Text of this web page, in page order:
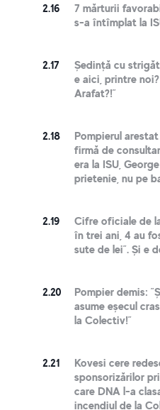
2.16
7 mărturii
s-a întîmplat la
2.17
Ședință cu
e aici, printre
Arafat?!”
2.18
Pompierul
firmă de
era la ISU,
prietenie, nu pe
2.19
Cifre oficiale de
în trei ani, 4 au
sute de lei”. Și e
2.20
Pompier demis:
asume eșecul
la Colectiv!”
2.21
Kovesi cere
sponsorizărilor
care DNA l-a
incendiul de la